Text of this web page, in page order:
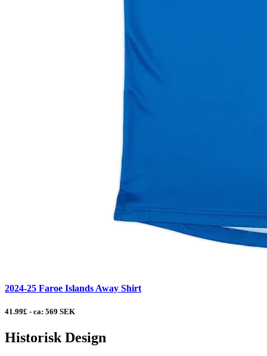
2024-25 Faroe Islands Away Shirt
41.99£ - ca: 569 SEK
Historisk Design